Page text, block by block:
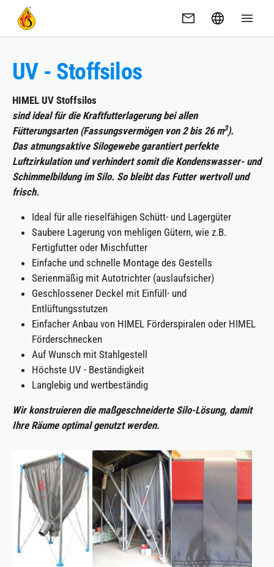
UV - Stoffsilos
HIMEL UV Stoffsilos
sind ideal für die Kraftfutterlagerung bei allen
Fütterungsarten (Fassungsvermögen von 2 bis 26 m3).
Das atmungsaktive Silogewebe garantiert perfekte
Luftzirkulation und verhindert somit die Kondenswasser- und
Schimmelbildung im Silo. So bleibt das Futter wertvoll und
frisch.
Ideal für alle rieselfähigen Schütt- und Lagergüter
Saubere Lagerung von mehligen Gütern, wie z.B.
Fertigfutter oder Mischfutter
Einfache und schnelle Montage des Gestells
Serienmäßig mit Autotrichter (auslaufsicher)
Geschlossener Deckel mit Einfüll- und
Entlüftungsstutzen
Einfacher Anbau von HIMEL Förderspiralen oder HIMEL
Förderschnecken
Auf Wunsch mit Stahlgestell
Höchste UV - Beständigkeit
Langlebig und wertbeständig
Wir konstruieren die maßgeschneiderte Silo-Lösung, damit
Ihre Räume optimal genutzt werden.